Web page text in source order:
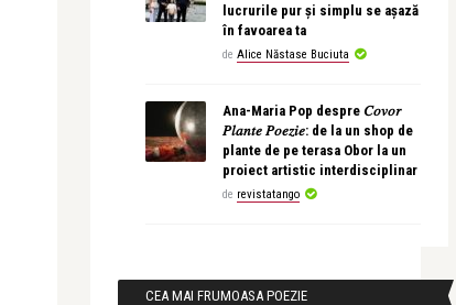
lucrurile pur și simplu se așază
în favoarea ta
de Alice Năstase Buciuta
Ana-Maria Pop despre 𝐶𝑜𝑣𝑜𝑟
𝑃𝑙𝑎𝑛𝑡𝑒 𝑃𝑜𝑒𝑧𝑖𝑒: de la un shop de
plante de pe terasa Obor la un
proiect artistic interdisciplinar
de revistatango
CEA MAI FRUMOASA POEZIE